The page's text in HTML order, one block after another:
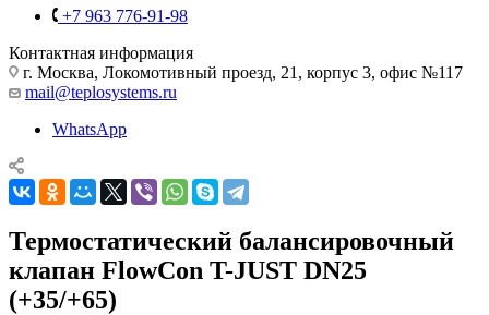
+7 963 776-91-98
Контактная информация
г. Москва, Локомотивный проезд, 21, корпус 3, офис №117
mail@teplosystems.ru
WhatsApp
Термостатический балансировочный
клапан FlowСon T-JUST DN25
(+35/+65)